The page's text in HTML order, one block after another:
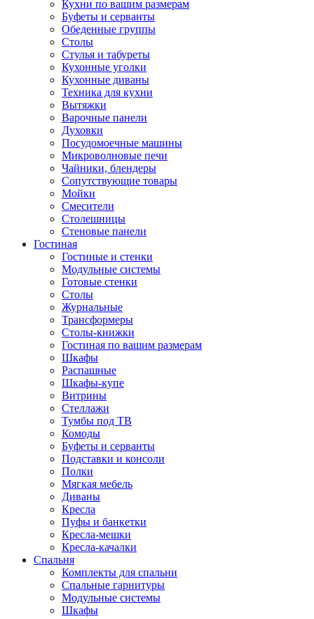
Кухни по вашим размерам
Буфеты и серванты
Обеденные группы
Столы
Стулья и табуреты
Кухонные уголки
Кухонные диваны
Техника для кухни
Вытяжки
Варочные панели
Духовки
Посудомоечные машины
Микроволновые печи
Чайники, блендеры
Сопутствующие товары
Мойки
Смесители
Столешницы
Стеновые панели
Гостиная
Гостиные и стенки
Модульные системы
Готовые стенки
Столы
Журнальные
Трансформеры
Столы-книжки
Гостиная по вашим размерам
Шкафы
Распашные
Шкафы-купе
Витрины
Стеллажи
Тумбы под ТВ
Комоды
Буфеты и серванты
Подставки и консоли
Полки
Мягкая мебель
Диваны
Кресла
Пуфы и банкетки
Кресла-мешки
Кресла-качалки
Спальня
Комплекты для спальни
Спальные гарнитуры
Модульные системы
Шкафы